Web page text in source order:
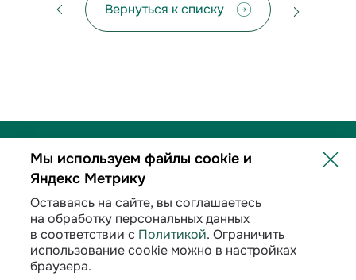
Вернуться к списку
Политика обработки персональных данных
Договорные условия
Раскрытие информации
Мы используем файлы cookie и
Яндекс Метрику
Оставаясь на сайте, вы соглашаетесь
на обработку персональных данных
в соответствии с Политикой. Ограничить
использование cookie можно в настройках
браузера.